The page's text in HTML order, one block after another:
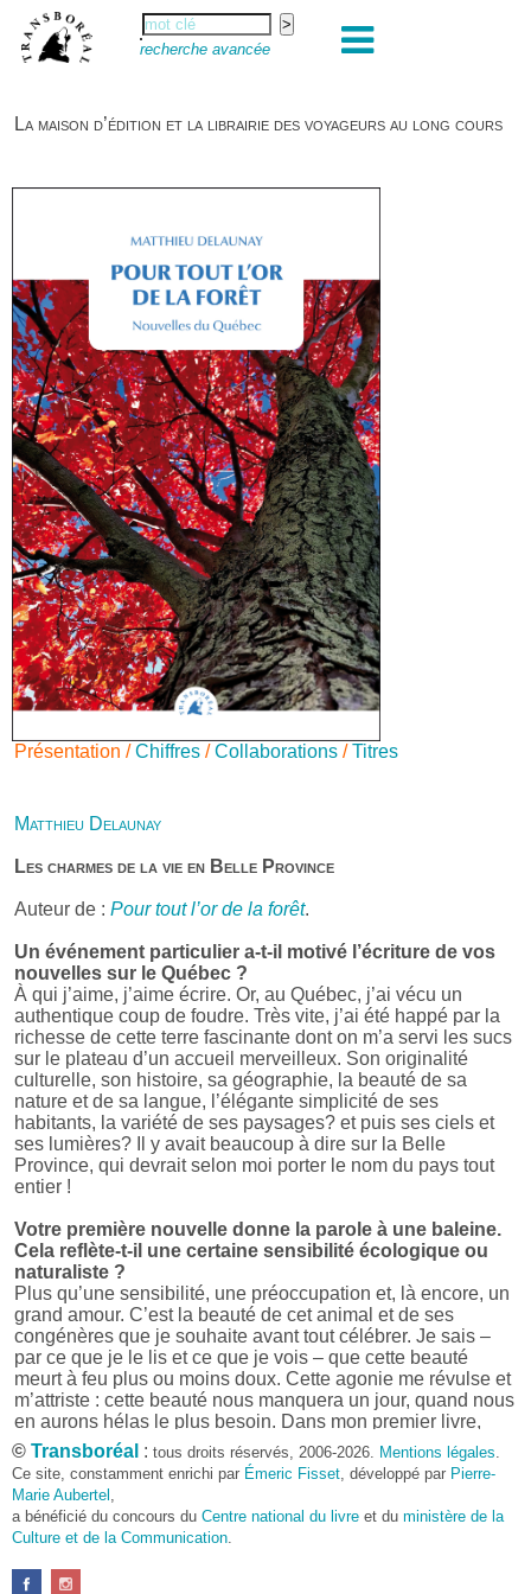
recherche avancée
La maison d’édition et la librairie des voyageurs au long cours
Présentation /Chiffres /Collaborations /Titres
Matthieu Delaunay
Les charmes de la vie en Belle Province
Auteur de : Pour tout l’or de la forêt.
Un événement particulier a-t-il motivé l’écriture de vos
nouvelles sur le Québec ?
À qui j’aime, j’aime écrire. Or, au Québec, j’ai vécu un
authentique coup de foudre. Très vite, j’ai été happé par la
richesse de cette terre fascinante dont on m’a servi les sucs
sur le plateau d’un accueil merveilleux. Son originalité
culturelle, son histoire, sa géographie, la beauté de sa
nature et de sa langue, l’élégante simplicité de ses
habitants, la variété de ses paysages? et puis ses ciels et
ses lumières? Il y avait beaucoup à dire sur la Belle
Province, qui devrait selon moi porter le nom du pays tout
entier !
Votre première nouvelle donne la parole à une baleine.
Cela reflète-t-il une certaine sensibilité écologique ou
naturaliste ?
Plus qu’une sensibilité, une préoccupation et, là encore, un
grand amour. C’est la beauté de cet animal et de ses
congénères que je souhaite avant tout célébrer. Je sais –
par ce que je le lis et ce que je vois – que cette beauté
meurt à feu plus ou moins doux. Cette agonie me révulse et
m’attriste : cette beauté nous manquera un jour, quand nous
en aurons hélas le plus besoin. Dans mon premier livre,
j’avais pris goût à me mettre dans la peau d’une bête. Outre
l’intérêt de l’exercice littéraire, il me semble que cela peut
être un bon moyen pour transmettre certains messages.
Pourquoi avoir choisi le format des nouvelles plutôt
qu’un autre ?
D’abord parce que j’aime (décidément!) en lire !
© Transboréal : tous droits réservés, 2006-2026. Mentions légales
Ce site, constamment enrichi par Émeric Fisset , développé par Pierre-
Marie Aubertel
a bénéficié du concours du Centre national du livre et du ministère de la
Culture et de la Communication